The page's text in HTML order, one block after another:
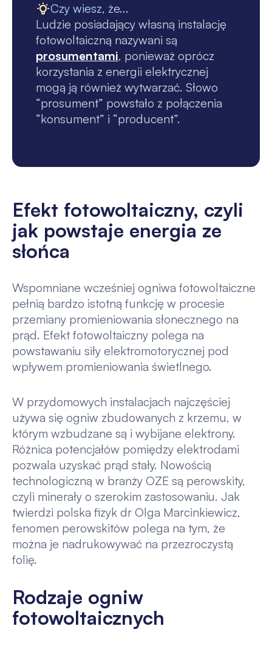
Czy wiesz, że...
Ludzie posiadający własną instalację
fotowoltaiczną nazywani są
prosumentami, ponieważ oprócz
korzystania z energii elektrycznej
mogą ją również wytwarzać. Słowo
“prosument” powstało z połączenia
“konsument” i “producent”.
Efekt fotowoltaiczny, czyli
jak powstaje energia ze
słońca
Wspomniane wcześniej ogniwa fotowoltaiczne
pełnią bardzo istotną funkcję w procesie
przemiany promieniowania słonecznego na
prąd. Efekt fotowoltaiczny polega na
powstawaniu siły elektromotorycznej pod
wpływem promieniowania świetlnego.
W przydomowych instalacjach najczęściej
używa się ogniw zbudowanych z krzemu, w
którym wzbudzane są i wybijane elektrony.
Różnica potencjałów pomiędzy elektrodami
pozwala uzyskać prąd stały. Nowością
technologiczną w branży OZE są perowskity,
czyli minerały o szerokim zastosowaniu. Jak
twierdzi polska fizyk dr Olga Marcinkiewicz,
fenomen perowskitów polega na tym, że
można je nadrukowywać na przezroczystą
folię.
Rodzaje ogniw
fotowoltaicznych